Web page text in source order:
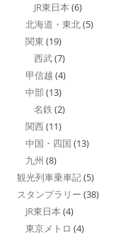
JR東日本 (6)
北海道・東北(5)
関東 (19)
西武(7)
甲信越 (4)
中部 (13)
名鉄 (2)
関西(11)
中国・四国 (13)
九州 (8)
観光列車乗車記(5)
スタンプラリー (38)
JR東日本 (4)
東京メトロ (4)